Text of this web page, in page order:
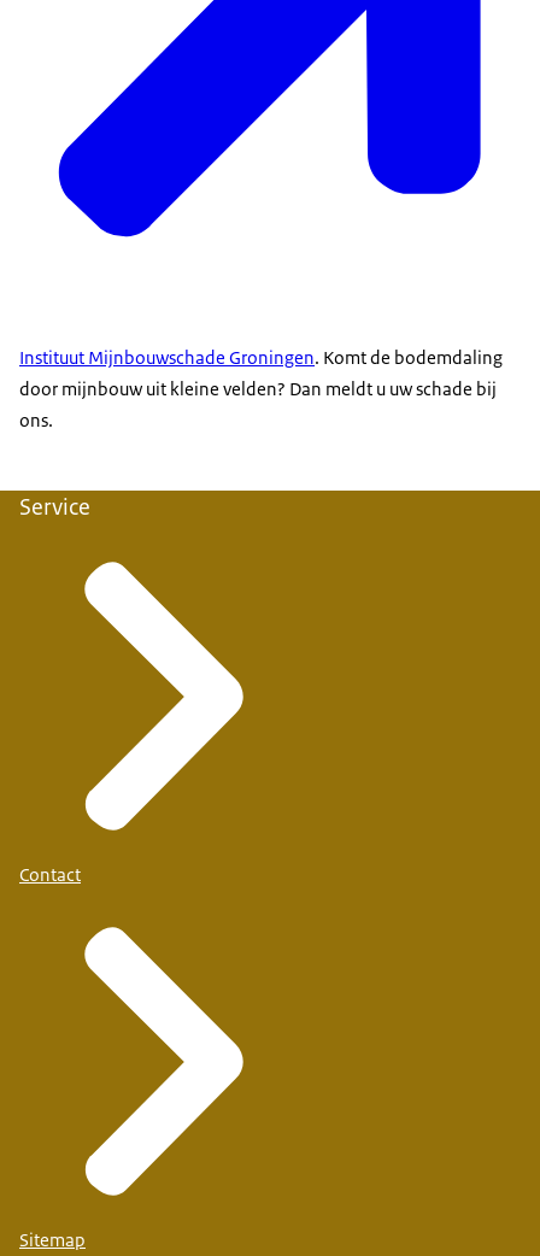
Instituut Mijnbouwschade Groningen. Komt de bodemdaling
door mijnbouw uit kleine velden? Dan meldt u uw schade bij
ons.
Service
Contact
Sitemap